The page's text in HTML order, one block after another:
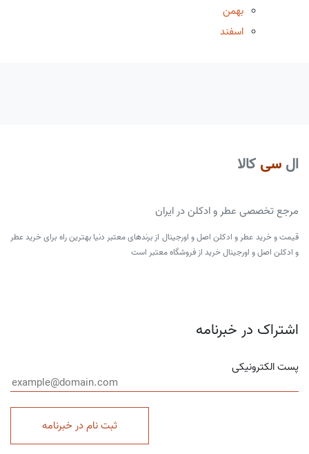
بهمن
اسفند
ال سی کالا
مرجع تخصصی عطر و ادکلن در ایران
قیمت و خرید عطر و ادکلن اصل و اورجینال از برندهای معتبر دنیا بهترین راه برای خرید عطر
و ادکلن اصل و اورجینال خرید از فروشگاه معتبر است
اشتراک در خبرنامه
پست الکترونیکی
ثبت نام در خبرنامه